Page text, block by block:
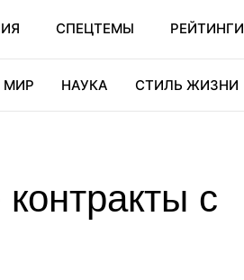
СПЕЦТЕМЫ РЕЙТИНГИ
МИР НАУКА СТИЛЬ ЖИЗНИ
с